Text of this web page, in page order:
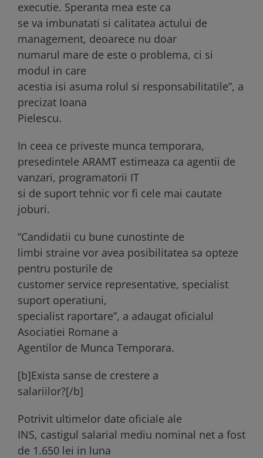
executie. Speranta mea este ca
se va imbunatati si calitatea actului de
management, deoarece nu doar
numarul mare de este o problema, ci si
modul in care
acestia isi asuma rolul si responsabilitatile”, a
precizat Ioana
Pielescu.
In ceea ce priveste munca temporara,
presedintele ARAMT estimeaza ca agentii de
vanzari, programatorii IT
si de suport tehnic vor fi cele mai cautate
joburi.
“Candidatii cu bune cunostinte de
limbi straine vor avea posibilitatea sa opteze
pentru posturile de
customer service representative, specialist
suport operatiuni,
specialist raportare”, a adaugat oficialul
Asociatiei Romane a
Agentilor de Munca Temporara.
[b]Exista sanse de crestere a
salariilor?[/b]
Potrivit ultimelor date oficiale ale
INS, castigul salarial mediu nominal net a fost
de 1.650 lei in luna